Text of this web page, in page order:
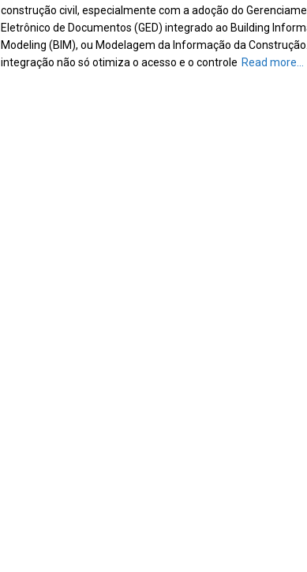
construção civil, especialmente com a adoção do
Eletrônico de Documentos (GED) integrado ao Building
Modeling (BIM), ou Modelagem da Informação da
integração não só otimiza o acesso e o controle Read more…